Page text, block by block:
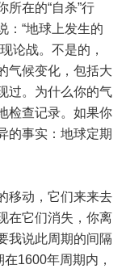
所在的“自杀”行
：“地球上发生的
论战。不是的，
气候变化，包括大
过。为什么你的气
检查记录。如果你
的事实：地球定期
移动，它们来来去
在它们消失，你离
我说此周期的间隔
1600年周期内，